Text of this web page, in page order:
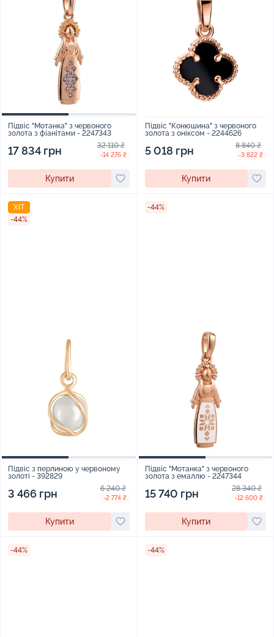
Підвіс "Мотанка" з червоного
золота з фіанітами - 2247343
17 834 грн 32 110 ₴
-14 276 ₴
Купити
Підвіс "Конюшина" з червоного
золота з оніксом - 2244626
5 018 грн 8 840 ₴
-3 822 ₴
Купити
ХІТ
-44%
Підвіс з перлиною у червоному
золоті - 392829
3 466 грн 6 240 ₴
-2 774 ₴
Купити
-44%
Підвіс "Мотанка" з червоного
золота з емаллю - 2247344
15 740 грн 28 340 ₴
-12 600 ₴
Купити
-44% -44%